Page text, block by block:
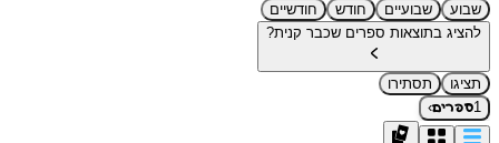
שבוע שבועיים חודש
חודשיים
להציג בתוצאות ספרים שכבר קנית?
תציגו
תסתירו
1ספרים›